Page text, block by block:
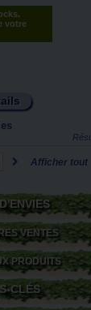
votre
Afficher tout
VENTES
PRODUITS
CLÉS